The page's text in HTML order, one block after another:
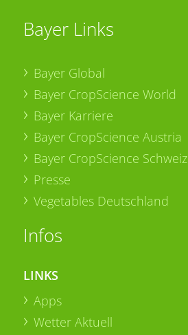
Bayer Links
Bayer Global
Bayer CropScience World
Bayer Karriere
Bayer CropScience Austria
Bayer CropScience Schweiz
Presse
Vegetables Deutschland
Infos
LINKS
Apps
Wetter Aktuell